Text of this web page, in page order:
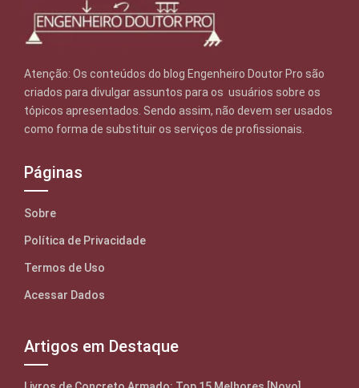
Atenção: Os conteúdos do blog Engenheiro Doutor Pro são
criados para divulgar assuntos para os usuários sobre os
tópicos apresentados. Sendo assim, não devem ser usados
como forma de substituir os serviços de profissionais.
Páginas
Sobre
Política de Privacidade
Termos de Uso
Acessar Dados
Artigos em Destaque